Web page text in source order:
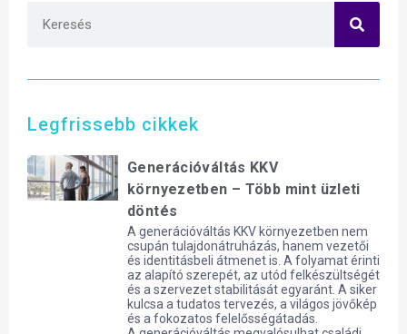
Legfrissebb cikkek
Generációváltás KKV
környezetben – Több mint üzleti
döntés
A generációváltás KKV környezetben nem
csupán tulajdonátruházás, hanem vezetői
és identitásbeli átmenet is. A folyamat érinti
az alapító szerepét, az utód felkészültségét
és a szervezet stabilitását egyaránt. A siker
kulcsa a tudatos tervezés, a világos jövőkép
és a fokozatos felelősségátadás.